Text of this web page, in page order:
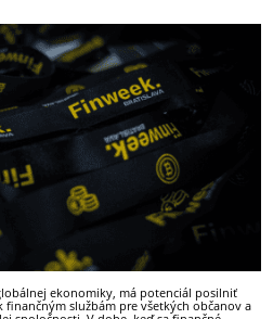
ekonomiky, má potenciál posilniť
službám pre všetkých občanov a